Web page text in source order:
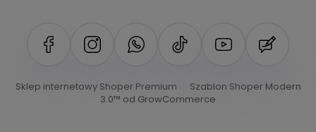
Sklep internetowy Shoper Premium
Szablon Shoper Modern
3.0™ od GrowCommerce